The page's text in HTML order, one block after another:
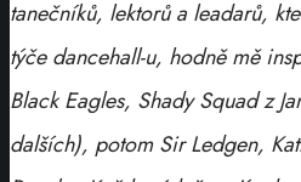
tanečníků, lektorů a leadarů,
týče dancehall-u, hodně mě
Black Eagles, Shady Squad z
dalších), potom Sir Ledgen,